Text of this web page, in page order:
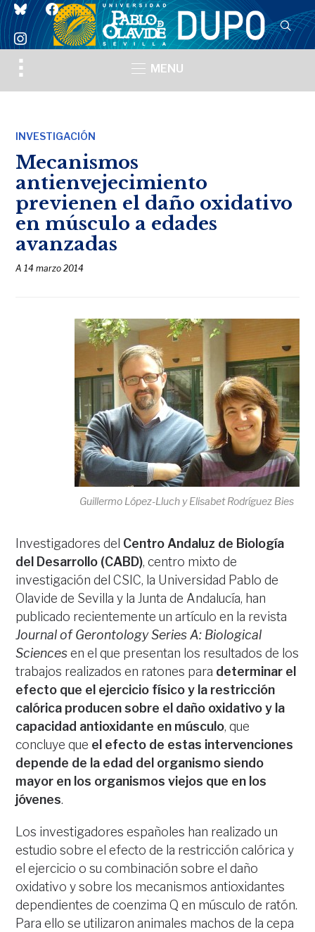
blueskyfacebook
instagram
Toggle
sidebar
MENU
INVESTIGACIÓN
Mecanismos
antienvejecimiento
previenen el daño oxidativo
en músculo a edades
avanzadas
A14 marzo 2014
Guillermo López-Lluch y Elisabet Rodríguez Bies
Investigadores del Centro Andaluz de Biología
del Desarrollo (CABD), centro mixto de
investigación del CSIC, la Universidad Pablo de
Olavide de Sevilla y la Junta de Andalucía, han
publicado recientemente un artículo en la revista
Journal of Gerontology Series A: Biological
Sciencesen el que presentan los resultados de los
trabajos realizados en ratones para determinar el
efecto que el ejercicio físico y la restricción
calórica producen sobre el daño oxidativo y la
capacidad antioxidante en músculo, que
concluye que el efecto de estas intervenciones
depende de la edad del organismo siendo
mayor en los organismos viejos que en los
jóvenes.
Los investigadores españoles han realizado un
estudio sobre el efecto de la restricción calórica y
el ejercicio o su combinación sobre el daño
oxidativo y sobre los mecanismos antioxidantes
dependientes de coenzima Q en músculo de ratón.
Para ello se utilizaron animales machos de la cepa